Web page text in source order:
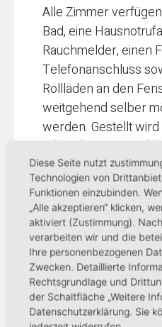
Alle Zimmer
Bad, eine
Rauchmelder, einen
Telefonanschluss
Rollläden an den
weitgehend selber
werden. Gestellt
Pflegebett mit
großzügiger
Komfortabel sind
Badezimmer, das
rutschfesten
ebenerdigen
ein optimales
Zuluftelement in der
das frische Luft in
Diese Seite nutzt
Technologien von
Funktionen einzubinden.
„Alle akzeptieren“ klicken,
aktiviert (Zustimmung).
verarbeiten wir und die
Ihre personenbezogenen
Zwecken. Detaillierte
Rechtsgrundlage und
der Schaltfläche „Weitere
Datenschutzerklärung. Sie